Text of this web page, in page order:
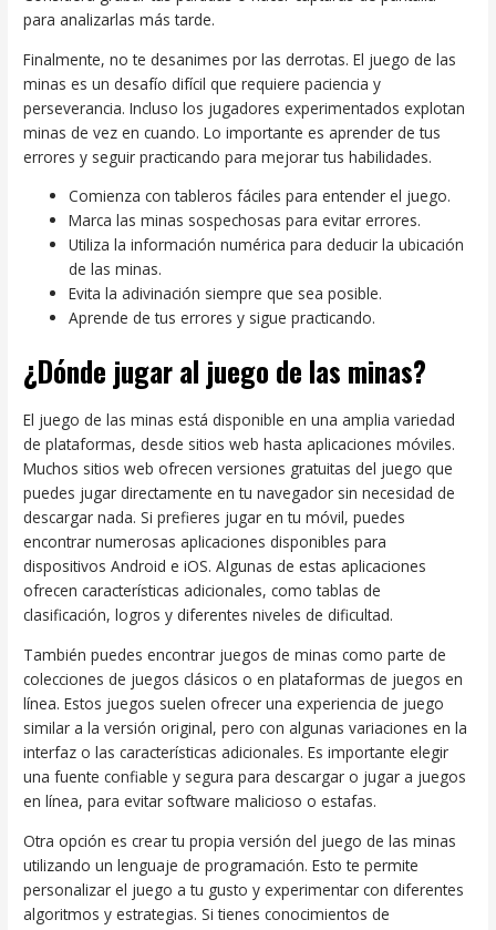
para analizarlas más tarde.
Finalmente, no te desanimes por las derrotas. El juego de las
minas es un desafío difícil que requiere paciencia y
perseverancia. Incluso los jugadores experimentados explotan
minas de vez en cuando. Lo importante es aprender de tus
errores y seguir practicando para mejorar tus habilidades.
Comienza con tableros fáciles para entender el juego.
Marca las minas sospechosas para evitar errores.
Utiliza la información numérica para deducir la ubicación
de las minas.
Evita la adivinación siempre que sea posible.
Aprende de tus errores y sigue practicando.
¿Dónde jugar al juego de las minas?
El juego de las minas está disponible en una amplia variedad
de plataformas, desde sitios web hasta aplicaciones móviles.
Muchos sitios web ofrecen versiones gratuitas del juego que
puedes jugar directamente en tu navegador sin necesidad de
descargar nada. Si prefieres jugar en tu móvil, puedes
encontrar numerosas aplicaciones disponibles para
dispositivos Android e iOS. Algunas de estas aplicaciones
ofrecen características adicionales, como tablas de
clasificación, logros y diferentes niveles de dificultad.
También puedes encontrar juegos de minas como parte de
colecciones de juegos clásicos o en plataformas de juegos en
línea. Estos juegos suelen ofrecer una experiencia de juego
similar a la versión original, pero con algunas variaciones en la
interfaz o las características adicionales. Es importante elegir
una fuente confiable y segura para descargar o jugar a juegos
en línea, para evitar software malicioso o estafas.
Otra opción es crear tu propia versión del juego de las minas
utilizando un lenguaje de programación. Esto te permite
personalizar el juego a tu gusto y experimentar con diferentes
algoritmos y estrategias. Si tienes conocimientos de